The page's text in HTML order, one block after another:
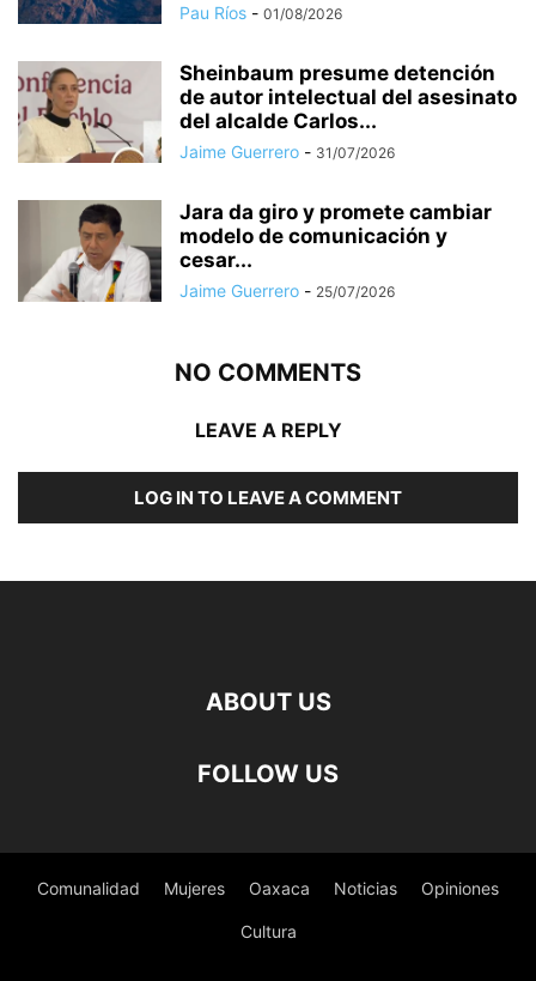
Pau Ríos - 01/08/2026
Sheinbaum presume detención
de autor intelectual del asesinato
del alcalde Carlos...
Jaime Guerrero - 31/07/2026
Jara da giro y promete cambiar
modelo de comunicación y
cesar...
Jaime Guerrero - 25/07/2026
NO COMMENTS
LEAVE A REPLY
LOG IN TO LEAVE A COMMENT
ABOUT US
FOLLOW US
Comunalidad Mujeres Oaxaca Noticias Opiniones
Cultura